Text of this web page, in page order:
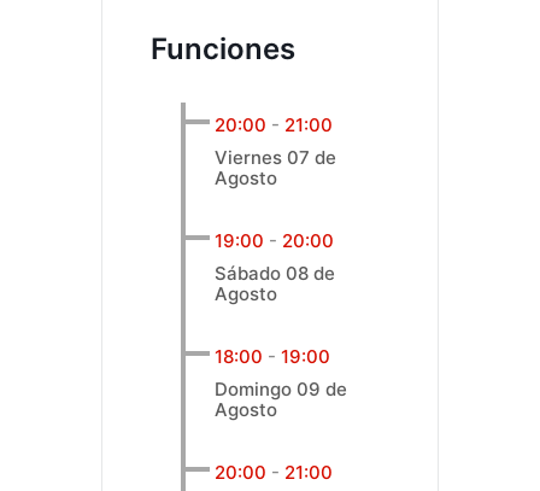
Funciones
20:00 - 21:00
Viernes 07 de
Agosto
19:00 - 20:00
Sábado 08 de
Agosto
18:00 - 19:00
Domingo 09 de
Agosto
20:00 - 21:00